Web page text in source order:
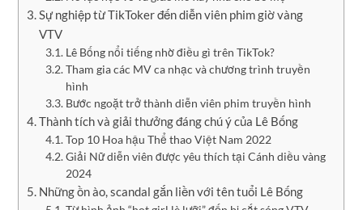
Sự nghiệp từ TikToker đến diễn viên phim giờ vàng
VTV
Lê Bống nổi tiếng nhờ điều gì trên TikTok?
Tham gia các MV ca nhạc và chương trình truyền
hình
Bước ngoặt trở thành diễn viên phim truyền hình
Thành tích và giải thưởng đáng chú ý của Lê Bống
Top 10 Hoa hậu Thể thao Việt Nam 2022
Giải Nữ diễn viên được yêu thích tại Cánh diều vàng
2024
Những ồn ào, scandal gắn liền với tên tuổi Lê Bống